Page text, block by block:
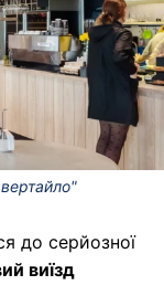
до серйозної
виїзд